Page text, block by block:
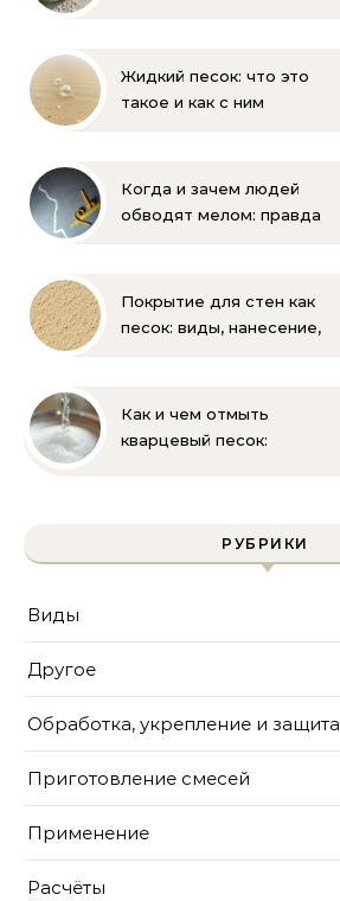
Жидкий песок: что это
такое и как с ним
Когда и зачем людей
обводят мелом: правда
Покрытие для стен как
песок: виды, нанесение,
Как и чем отмыть
кварцевый песок:
РУБРИКИ
Виды
Другое
Обработка, укрепление и защита
Приготовление смесей
Применение
Расчёты